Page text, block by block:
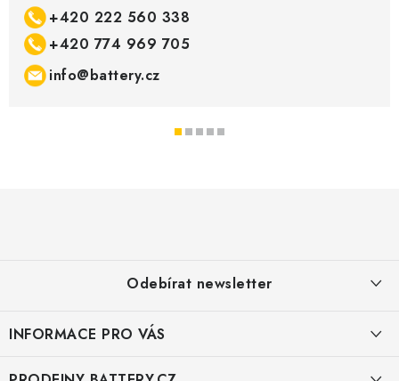
+420 222 560 338
+420 774 969 705
info@battery.cz
Odebírat newsletter
INFORMACE PRO VÁS
KONTAKTY